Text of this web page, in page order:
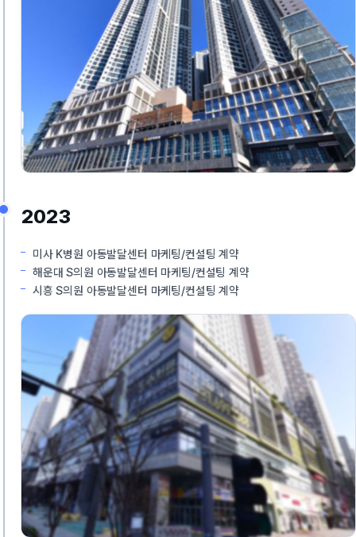
2023
미사 K병원 아동발달센터 마케팅/컨설팅 계약
해운대 S의원 아동발달센터 마케팅/컨설팅 계약
시흥 S의원 아동발달센터 마케팅/컨설팅 계약